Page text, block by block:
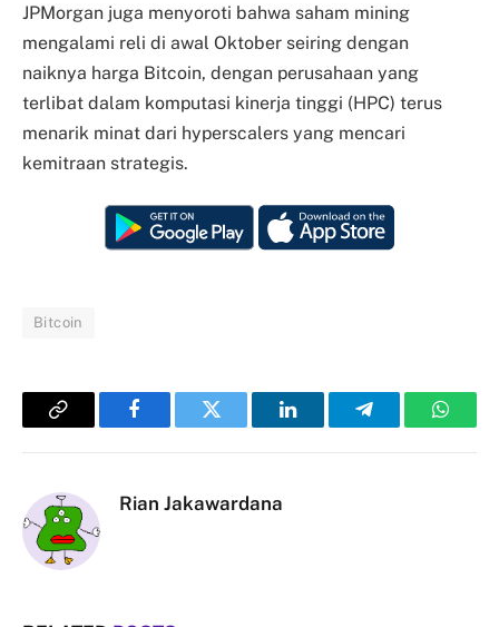
JPMorgan juga menyoroti bahwa saham mining
mengalami reli di awal Oktober seiring dengan
naiknya harga Bitcoin, dengan perusahaan yang
terlibat dalam komputasi kinerja tinggi (HPC) terus
menarik minat dari hyperscalers yang mencari
kemitraan strategis.
Bitcoin
Copy
FacebookTwitter LinkedInTelegram
Rian Jakawardana